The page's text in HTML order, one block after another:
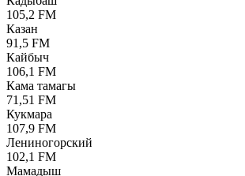
105,2 FM
Казан
91,5 FM
Кайбыч
106,1 FM
Кама тамагы
71,51 FM
Кукмара
107,9 FM
Лениногорский
102,1 FM
Мамадыш